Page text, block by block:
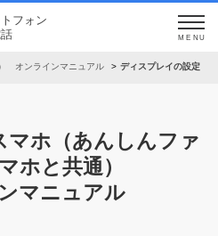
フォン
MENU
オンラインマニュアル ディスプレイの設定
ホ（あんしんファ
ホと共通）
マニュアル